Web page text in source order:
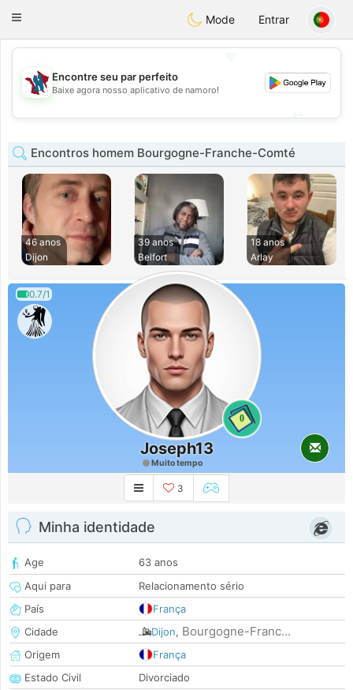
Taimerais
Toggle
Mode Entrar
💖
💕
Encontre seu par perfeito
Baixe agora nosso aplicativo de namoro!
Encontros homem Bourgogne-Franche-Comté
46 anos
Dijon
39 anos
Belfort
18 anos
Arlay
0.7/1
0
Joseph13
Muito tempo
3
Minha identidade
Age
63 anos
Aqui para
Relacionamento sério
País
França
Cidade
Dijon, Bourgogne-Franc...
Origem
França
Estado Civil
Divorciado